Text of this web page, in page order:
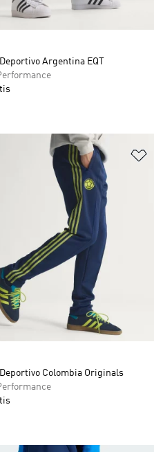
Argentina EQT
Colombia Originals